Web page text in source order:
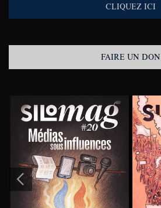
CLIQUEZ ICI
FAIRE UN DON